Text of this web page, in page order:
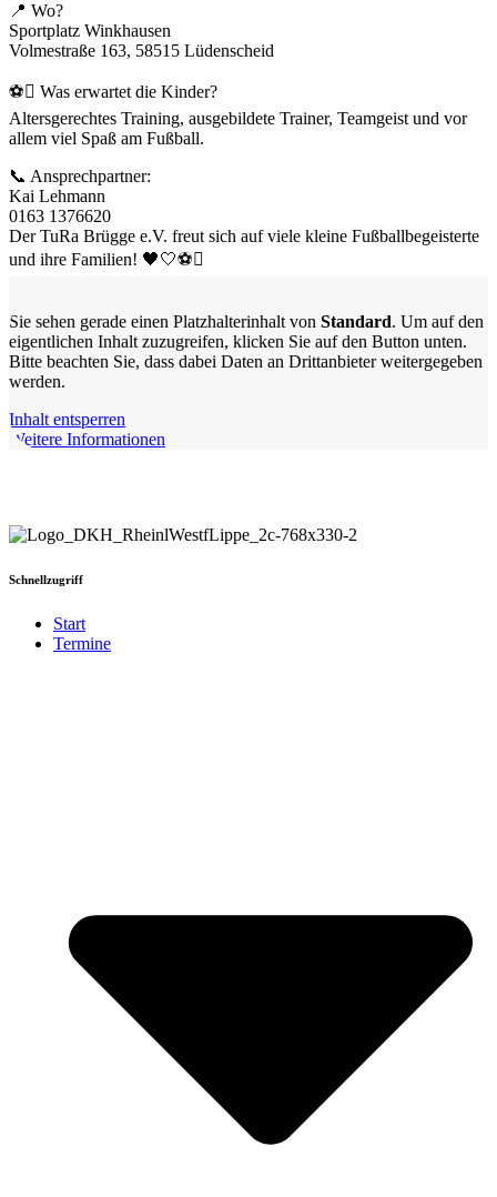
📍 Wo?
Sportplatz Winkhausen
Volmestraße 163, 58515 Lüdenscheid
⚽ Was erwartet die Kinder?
Altersgerechtes Training, ausgebildete Trainer, Teamgeist und vor
allem viel Spaß am Fußball.
📞 Ansprechpartner:
Kai Lehmann
0163 1376620
Der TuRa Brügge e.V. freut sich auf viele kleine Fußballbegeisterte
und ihre Familien! 🖤🤍⚽
Sie sehen gerade einen Platzhalterinhalt von Standard. Um auf den
eigentlichen Inhalt zuzugreifen, klicken Sie auf den Button unten.
Bitte beachten Sie, dass dabei Daten an Drittanbieter weitergegeben
werden.
Inhalt entsperren
Weitere Informationen
Schnellzugriff
Start
Termine